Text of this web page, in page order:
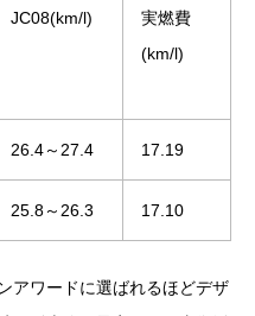
JC08(km/l)
実燃費
(km/l)
26.4～27.4 17.19
25.8～26.3 17.10
アワードに選ばれるほどデザ